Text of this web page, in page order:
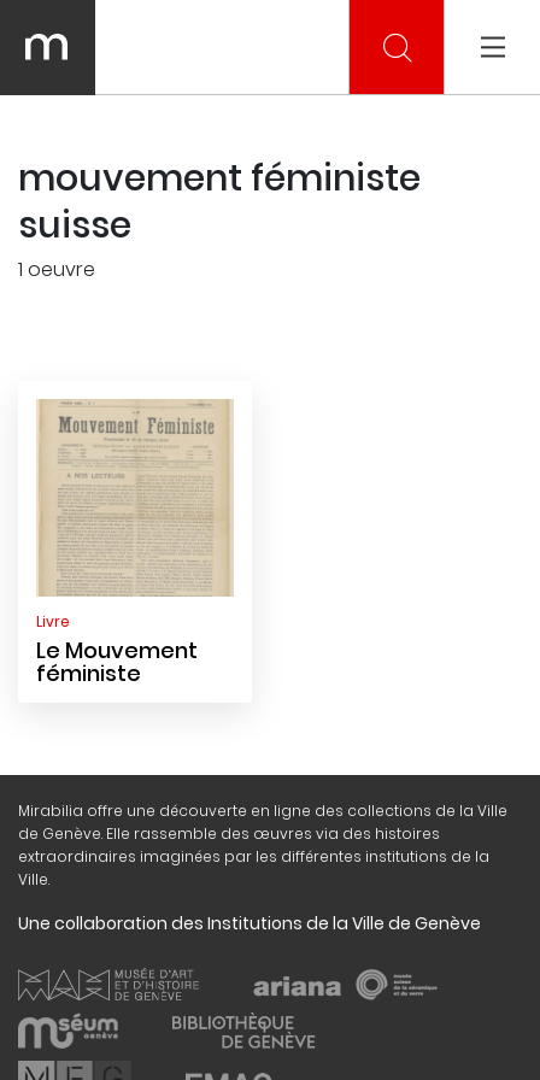
mouvement féministe
suisse
1 oeuvre
Livre
Le Mouvement
féministe
Mirabilia offre une découverte en ligne des collections de la Ville
de Genève. Elle rassemble des œuvres via des histoires
extraordinaires imaginées par les différentes institutions de la
Ville.
Une collaboration des Institutions de la Ville de Genève